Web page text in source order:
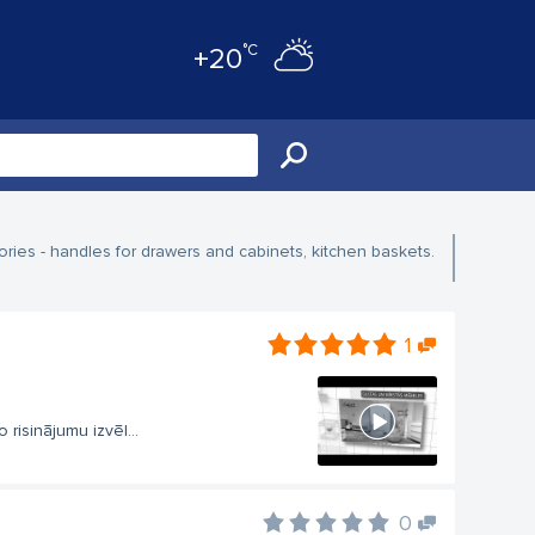
+20°C
- handles for drawers and cabinets, kitchen baskets.
1
risinājumu izvēl...
0